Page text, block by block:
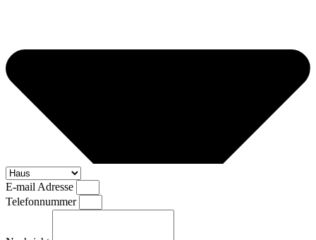
E-mail Adresse
Telefonnummer